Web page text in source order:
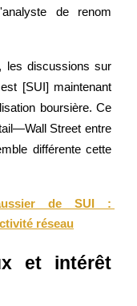
de renom
les discussions sur
[SUI] maintenant
boursière. Ce
Street entre
différente cette
de SUI :
réseau
et intérêt